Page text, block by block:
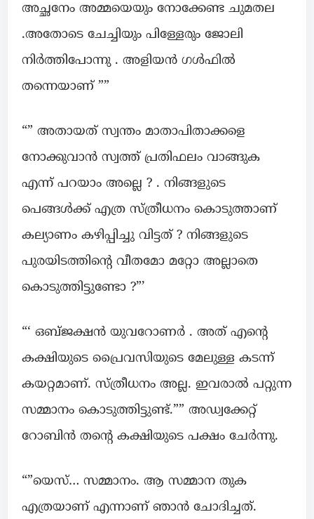
അച്ഛനേം അമ്മയെയും നോക്കേണ്ട ചുമതല
.അതോടെ ചേച്ചിയും പിള്ളേരും ജോലി
നിർത്തിപോന്നു . അളിയൻ ഗൾഫിൽ
തന്നെയാണ് ””
“” അതായത് സ്വന്തം മാതാപിതാക്കളെ
നോക്കുവാൻ സ്വത്ത് പ്രതിഫലം വാങ്ങുക
എന്ന് പറയാം അല്ലെ ? . നിങ്ങളുടെ
പെങ്ങൾക്ക് എത്ര സ്ത്രീധനം കൊടുത്താണ്
കല്യാണം കഴിപ്പിച്ചു വിട്ടത് ? നിങ്ങളുടെ
പുരയിടത്തിന്റെ വീതമോ മറ്റോ അല്ലാതെ
കൊടുത്തിട്ടുണ്ടോ ?”’
“‘ ഒബ്ജക്ഷൻ യുവറോണർ . അത് എന്റെ
കക്ഷിയുടെ പ്രൈവസിയുടെ മേലുള്ള കടന്ന്
കയറ്റമാണ്. സ്ത്രീധനം അല്ല. ഇവരാൽ പറ്റുന്ന
സമ്മാനം കൊടുത്തിട്ടുണ്ട്.”” അഡ്വക്കേറ്റ്
റോബിൻ തന്റെ കക്ഷിയുടെ പക്ഷം ചേർന്നു.
“”യെസ്… സമ്മാനം. ആ സമ്മാന തുക
എത്രയാണ് എന്നാണ് ഞാൻ ചോദിച്ചത്.